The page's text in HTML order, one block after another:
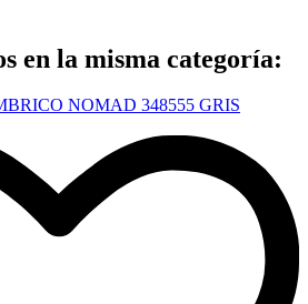
en la misma categoría: